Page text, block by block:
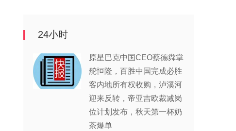
24小时
原星巴克中国CEO蔡德粦掌
舵恒隆，百胜中国完成必胜
客内地所有权收购，泸溪河
迎来反转，帝亚吉欧裁减岗
位计划发布，秋天第一杯奶
茶爆单